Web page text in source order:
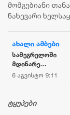
მომგებიანი
ნახევარი
ახალი ამბები
სამეგრელოში
მდინარე
ხობისწყალში
არასრულწლოვნის
6 აგვისტო 9:11
ტყუპები